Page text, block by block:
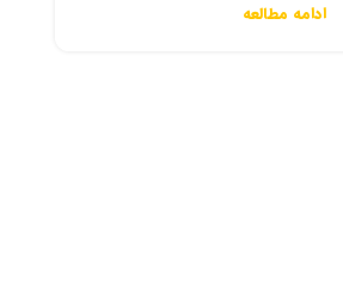
ادامه مطالعه